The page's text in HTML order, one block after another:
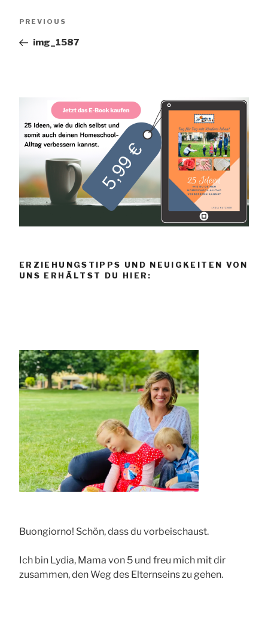
Previous
PREVIOUS
img_1587
ERZIEHUNGSTIPPS UND NEUIGKEITEN VON
UNS ERHÄLTST DU HIER:
Buongiorno! Schön, dass du vorbeischaust.
Ich bin Lydia, Mama von 5 und freu mich mit dir
zusammen, den Weg des Elternseins zu gehen.